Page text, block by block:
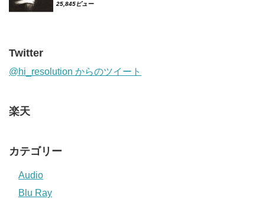
25,845ビュー
Twitter
@hi_resolution からのツイート
楽天
カテゴリー
Audio
Blu Ray